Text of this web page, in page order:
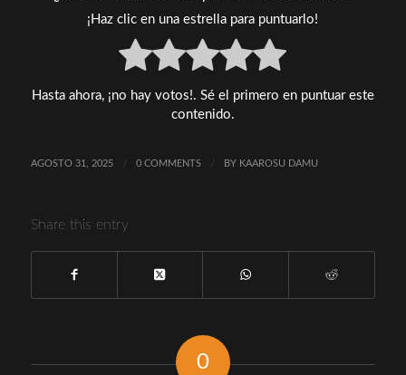
¡Haz clic en una estrella para puntuarlo!
Hasta ahora, ¡no hay votos!. Sé el primero en puntuar este
contenido.
AGOSTO 31, 2025 / 0 COMMENTS / BY KAAROSU DAMU
Share this entry
0